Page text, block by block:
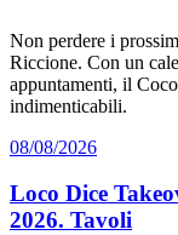
Non perdere i
Riccione. Con un
appuntamenti, il
indimenticabili.
08/08/2026
Loco Dice
2026. Tavoli